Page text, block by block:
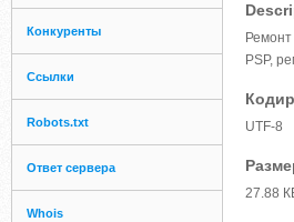
Конкуренты
Ссылки
Robots.txt
Ответ сервера
Whois
PSP,
UTF-8
27.88